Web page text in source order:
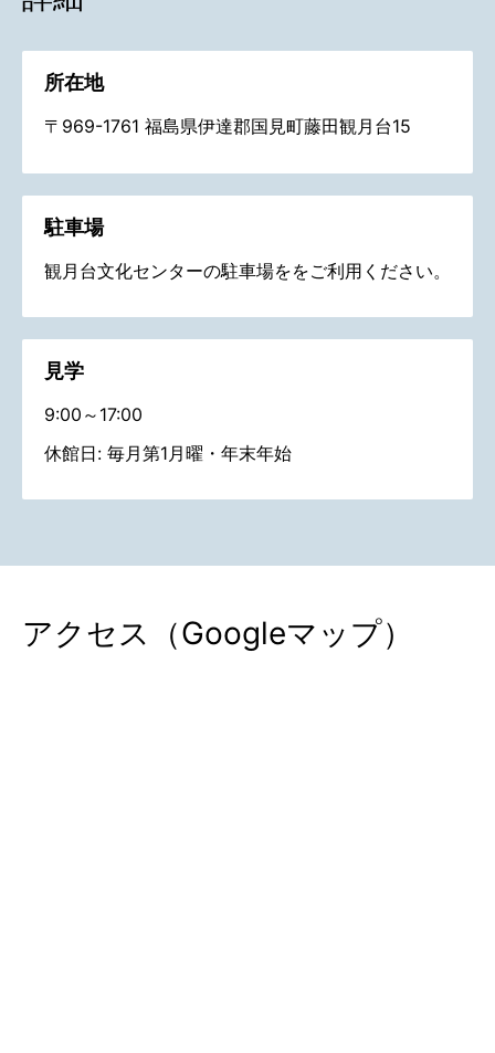
所在地
〒969-1761 福島県伊達郡国見町藤田観月台15
駐車場
観月台文化センターの駐車場ををご利用ください。
見学
9:00～17:00
休館日: 毎月第1月曜・年末年始
アクセス（Googleマップ）